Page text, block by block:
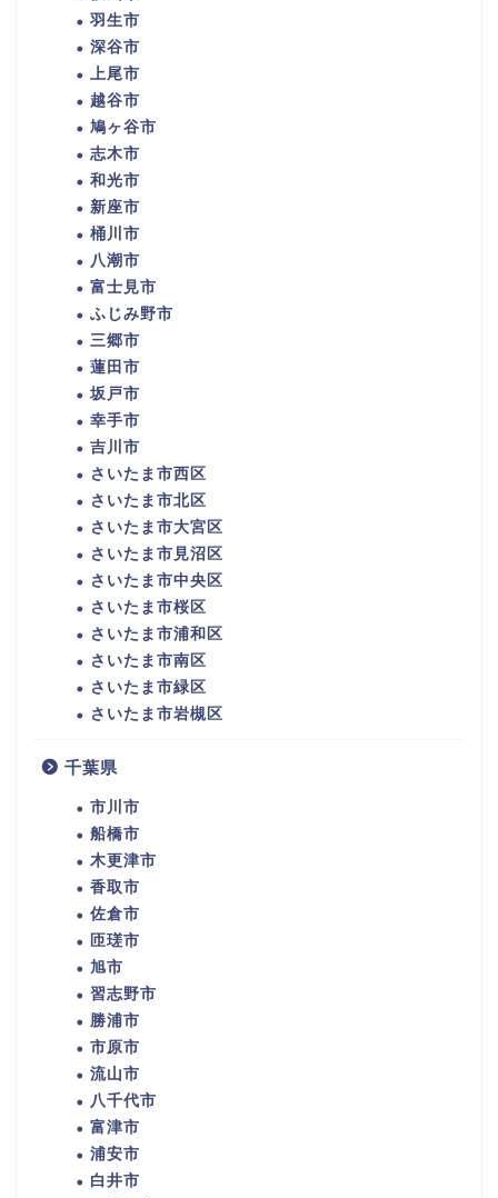
羽生市
深谷市
上尾市
越谷市
鳩ヶ谷市
志木市
和光市
新座市
桶川市
八潮市
富士見市
ふじみ野市
三郷市
蓮田市
坂戸市
幸手市
吉川市
さいたま市西区
さいたま市北区
さいたま市大宮区
さいたま市見沼区
さいたま市中央区
さいたま市桜区
さいたま市浦和区
さいたま市南区
さいたま市緑区
さいたま市岩槻区
千葉県
市川市
船橋市
木更津市
香取市
佐倉市
匝瑳市
旭市
習志野市
勝浦市
市原市
流山市
八千代市
富津市
浦安市
白井市